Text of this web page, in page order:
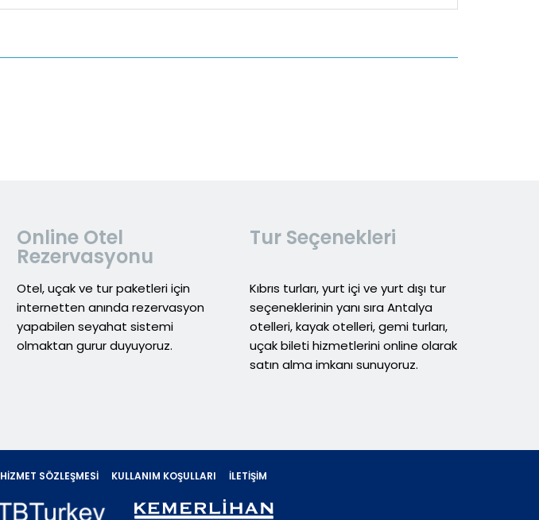
Online Otel
Rezervasyonu
Otel, uçak ve tur paketleri için
internetten anında rezervasyon
yapabilen seyahat sistemi
olmaktan gurur duyuyoruz.
Tur Seçenekleri
Kıbrıs turları, yurt içi ve yurt dışı tur
seçeneklerinin yanı sıra Antalya
otelleri, kayak otelleri, gemi turları,
uçak bileti hizmetlerini online olarak
satın alma imkanı sunuyoruz.
HIZMET SÖZLEŞMESI KULLANIM KOŞULLARI İLETIŞIM